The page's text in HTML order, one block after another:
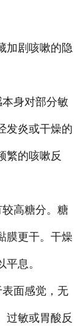
剧咳嗽的隐
身对部分敏
发炎或干燥的
繁的咳嗽反
高糖分。糖
膜更干。干燥
息。
面感觉，无
过敏或胃酸反